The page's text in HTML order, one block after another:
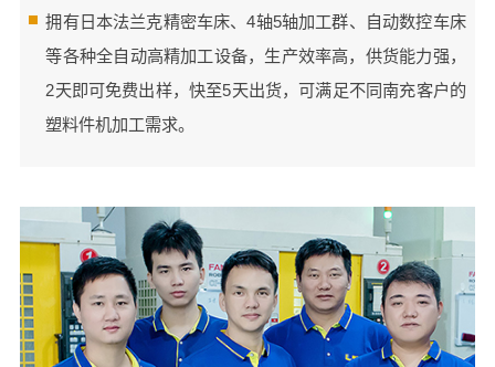
拥有日本法兰克精密车床、4轴5轴加工群、自动数控车床
等各种全自动高精加工设备，生产效率高，供货能力强，
2天即可免费出样，快至5天出货，可满足不同南充客户的
塑料件机加工需求。